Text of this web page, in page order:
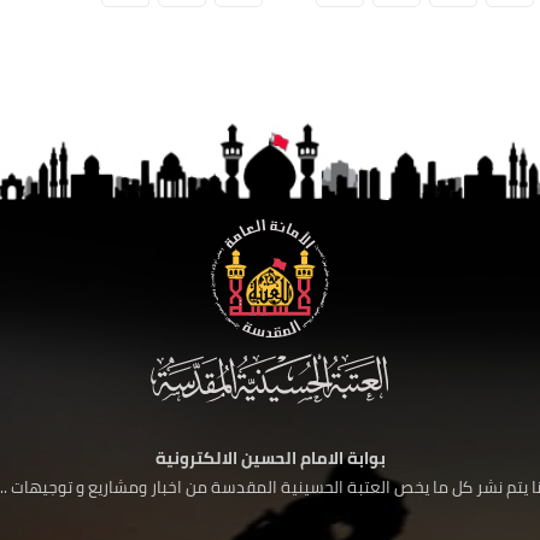
بوابة الامام الحسين الالكترونية
يتم نشر كل ما يخص العتبة الحسينية المقدسة من اخبار ومشاريع و توجيهات